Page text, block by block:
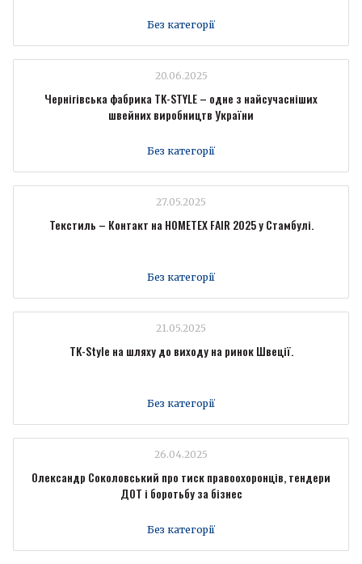
Без категорії
20.06.2025
Чернігівська фабрика TK-STYLE – одне з найсучасніших
швейних виробництв України
Без категорії
27.05.2025
Текстиль – Контакт на HOMETEX FAIR 2025 у Стамбулі.
Без категорії
21.05.2025
TK-Style на шляху до виходу на ринок Швеції.
Без категорії
26.04.2025
Олександр Соколовський про тиск правоохоронців, тендери
ДОТ і боротьбу за бізнес
Без категорії